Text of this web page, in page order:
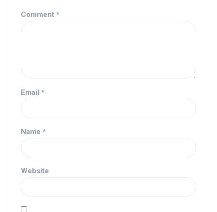
Comment *
Email *
Name *
Website